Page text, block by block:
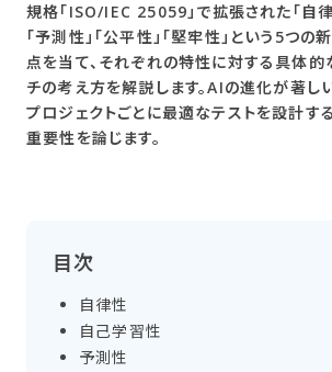
規格「ISO/IEC 25059」で拡張された「自律
「予測性」「公平性」「堅牢性」という5つ
点を当て、それぞれの特性に対する具体的
チの考え方を解説します。AIの進化が著し
プロジェクトごとに最適なテストを設計す
重要性を論じます。
目次
自律性
自己​学習性
予測性